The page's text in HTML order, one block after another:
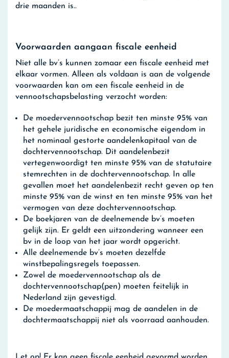
drie maanden is..
Voorwaarden aangaan fiscale eenheid
Niet alle bv’s kunnen zomaar een fiscale eenheid met
elkaar vormen. Alleen als voldaan is aan de volgende
voorwaarden kan om een fiscale eenheid in de
vennootschapsbelasting verzocht worden:
De moedervennootschap bezit ten minste 95% van
het gehele juridische en economische eigendom in
het nominaal gestorte aandelenkapitaal van de
dochtervennootschap. Dit aandelenbezit
vertegenwoordigt ten minste 95% van de statutaire
stemrechten in de dochtervennootschap. In alle
gevallen moet het aandelenbezit recht geven op ten
minste 95% van de winst en ten minste 95% van het
vermogen van deze dochtervennootschap.
De boekjaren van de deelnemende bv’s moeten
gelijk zijn. Er geldt een uitzondering wanneer een
bv in de loop van het jaar wordt opgericht.
Alle deelnemende bv’s moeten dezelfde
winstbepalingsregels toepassen.
Zowel de moedervennootschap als de
dochtervennootschap(pen) moeten feitelijk in
Nederland zijn gevestigd.
De moedermaatschappij mag de aandelen in de
dochtermaatschappij niet als voorraad aanhouden.